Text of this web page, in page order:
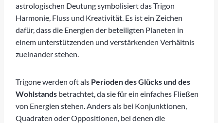
astrologischen Deutung symbolisiert das Trigon
Harmonie, Fluss und Kreativität. Es ist ein Zeichen
dafür, dass die Energien der beteiligten Planeten in
einem unterstützenden und verstärkenden Verhältnis
zueinander stehen.
Trigone werden oft als Perioden des Glücks und des
Wohlstands betrachtet, da sie für ein einfaches Fließen
von Energien stehen. Anders als bei Konjunktionen,
Quadraten oder Oppositionen, bei denen die